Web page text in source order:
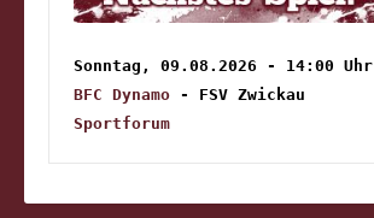
Sonntag, 09.08.2026 - 14:00 Uhr
BFC Dynamo - FSV Zwickau
Sportforum